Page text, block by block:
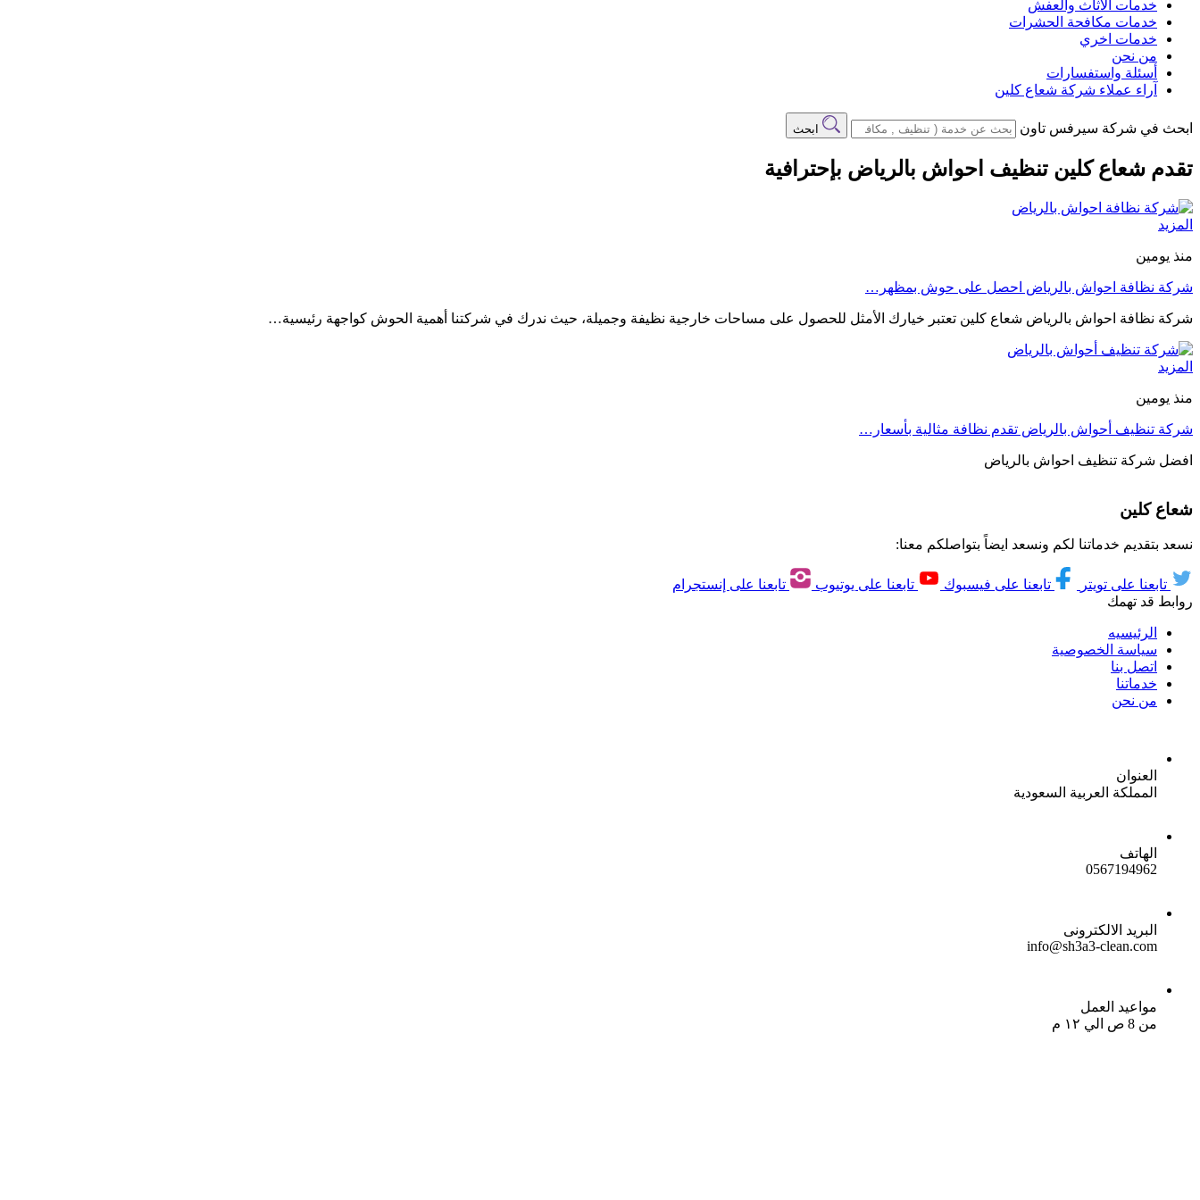
خدمات الاثاث والعفش
خدمات مكافحة الحشرات
خدمات اخري
من نحن
أسئلة واستفسارات
آراء عملاء شركة شعاع كلين
ابحث في شركة سيرفس تاون ابحث
تقدم شعاع كلين تنظيف احواش بالرياض بإحترافية
المزيد
منذ يومين
شركة نظافة احواش بالرياض احصل على حوش بمظهر…
شركة نظافة احواش بالرياض شعاع كلين تعتبر خيارك الأمثل للحصول على مساحات خارجية نظيفة وجميلة، حيث ندرك في شركتنا أهمية الحوش كواجهة رئيسية…
المزيد
منذ يومين
شركة تنظيف أحواش بالرياض تقدم نظافة مثالية بأسعار…
افضل شركة تنظيف احواش بالرياض
شعاع كلين
نسعد بتقديم خدماتنا لكم ونسعد ايضاً بتواصلكم معنا:
تابعنا على تويتر تابعنا على فيسبوك تابعنا على يوتيوب
تابعنا على إنستجرام
روابط قد تهمك
الرئيسيه
سياسة الخصوصية
اتصل بنا
خدماتنا
من نحن
العنوان
المملكة العربية السعودية
الهاتف
0567194962
البريد الالكترونى
info@sh3a3-clean.com
مواعيد العمل
من 8 ص الي ١٢ م